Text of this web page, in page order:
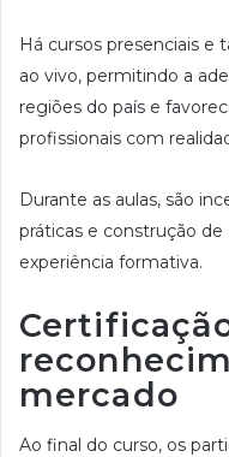
Há cursos presenciais
ao vivo, permitindo a
regiões do país e
profissionais com
Durante as aulas, são
práticas e construção de
experiência formativa.
mercado
Ao final do curso, os